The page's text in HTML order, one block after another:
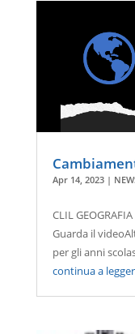
Apr 14, 2023|
CLIL
Guarda il
per gli anni
continua a